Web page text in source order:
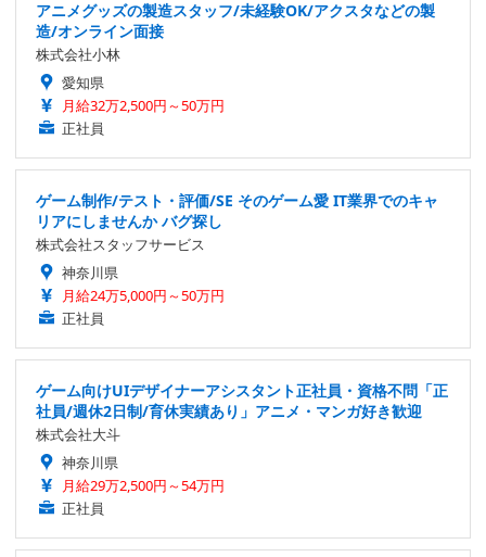
アニメグッズの製造スタッフ/未経験OK/アクスタなどの製
造/オンライン面接
株式会社小林
愛知県
月給32万2,500円～50万円
正社員
ゲーム制作/テスト・評価/SE そのゲーム愛 IT業界でのキャ
リアにしませんか バグ探し
株式会社スタッフサービス
神奈川県
月給24万5,000円～50万円
正社員
ゲーム向けUIデザイナーアシスタント正社員・資格不問「正
社員/週休2日制/育休実績あり」アニメ・マンガ好き歓迎
株式会社大斗
神奈川県
月給29万2,500円～54万円
正社員